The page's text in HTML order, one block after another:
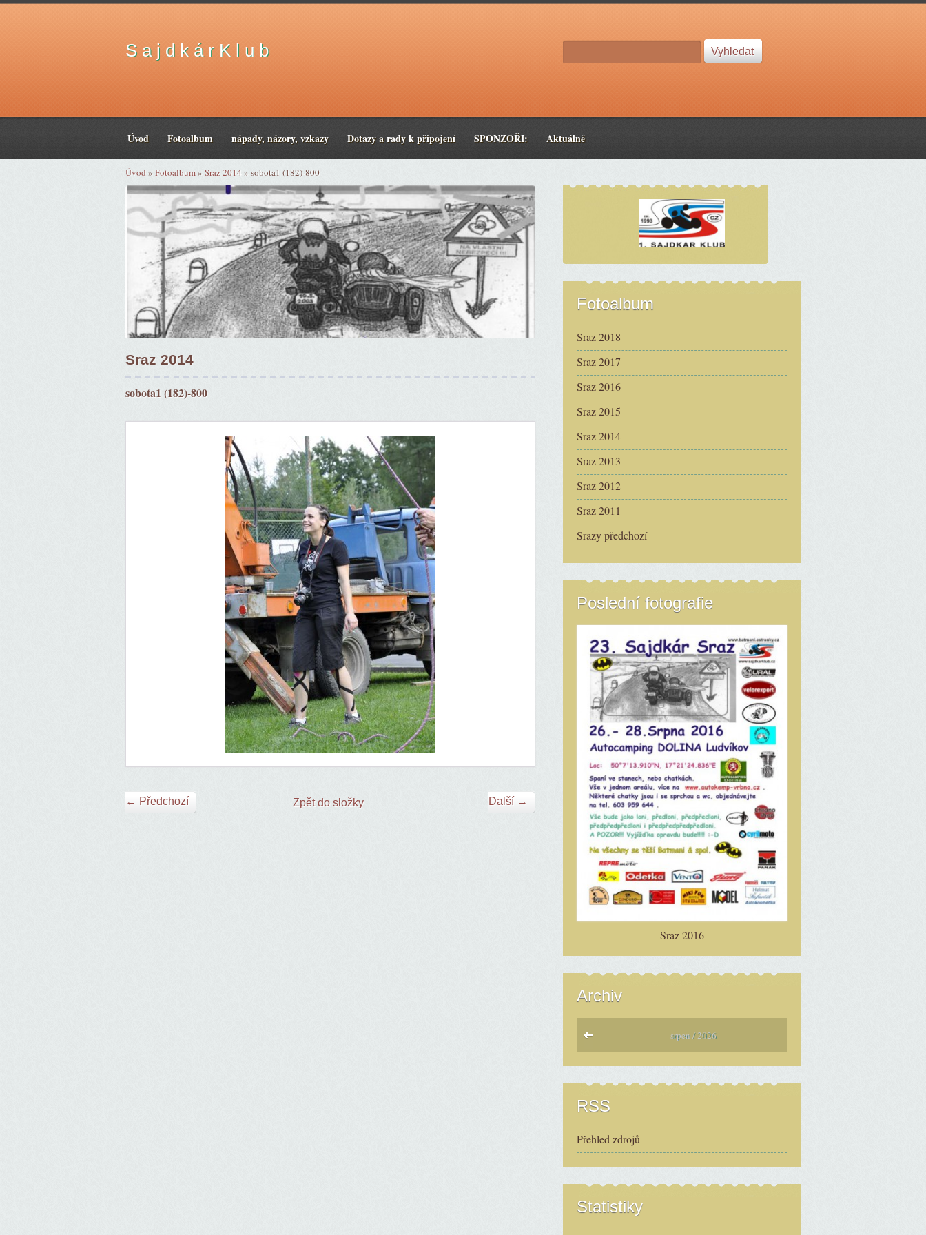
S a j d k á r K l u b
Úvod Fotoalbum nápady, názory, vzkazy Dotazy a rady k připojení SPONZOŘI: Aktuálně
Úvod » Fotoalbum» Sraz 2014» sobota1 (182)-800
Sraz 2014
sobota1 (182)-800
← Předchozí Další →
Zpět do složky
Fotoalbum
Sraz 2018
Sraz 2017
Sraz 2016
Sraz 2015
Sraz 2014
Sraz 2013
Sraz 2012
Sraz 2011
Srazy předchozí
Poslední fotografie
Sraz 2016
Archiv
srpen / 2026
RSS
Přehled zdrojů
Statistiky